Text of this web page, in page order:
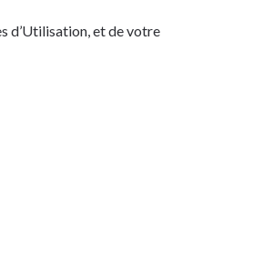
d’Utilisation, et de votre